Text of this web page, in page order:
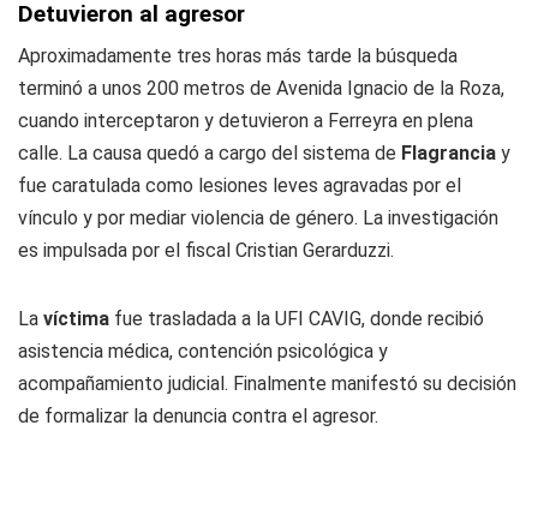
Detuvieron al agresor
Aproximadamente tres horas más tarde la búsqueda
terminó a unos 200 metros de Avenida Ignacio de la Roza,
cuando interceptaron y detuvieron a Ferreyra en plena
calle. La causa quedó a cargo del sistema de Flagrancia y
fue caratulada como lesiones leves agravadas por el
vínculo y por mediar violencia de género. La investigación
es impulsada por el fiscal Cristian Gerarduzzi.
La víctima fue trasladada a la UFI CAVIG, donde recibió
asistencia médica, contención psicológica y
acompañamiento judicial. Finalmente manifestó su decisión
de formalizar la denuncia contra el agresor.